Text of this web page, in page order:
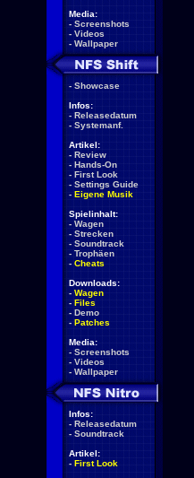
Media:
- Screenshots
- Videos
- Wallpaper
- Showcase
Infos:
- Releasedatum
- Systemanf.
Artikel:
- Review
- Hands-On
- First Look
- Settings Guide
- Eigene Musik
Spielinhalt:
- Wagen
- Strecken
- Soundtrack
- Trophäen
- Cheats
Downloads:
- Wagen
- Files
- Demo
- Patches
Media:
- Screenshots
- Videos
- Wallpaper
Infos:
- Releasedatum
- Soundtrack
Artikel:
- First Look